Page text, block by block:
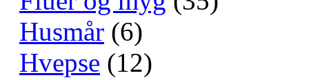
Husmår (6)
Hvepse (12)